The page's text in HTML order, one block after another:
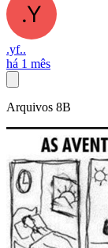
.yf..
há 1 mês
Arquivos 8B